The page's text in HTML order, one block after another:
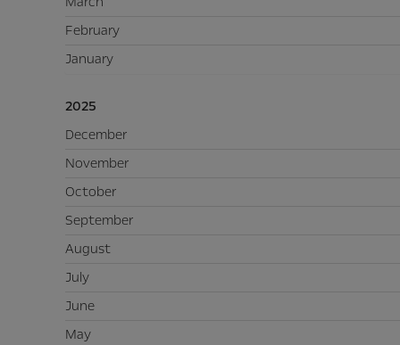
February
January
2025
December
November
October
September
August
July
June
May